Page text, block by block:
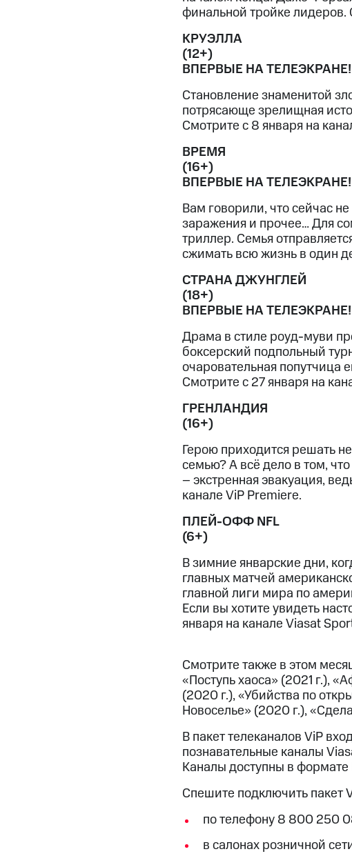
Наушники и колонкиУмные
МТС Накопления
Откладывайте деньги и получайте доход 15%
Условия пополнения
Тарифы RED, РИИЛ и МТС Супер дешевле
Обзоры товаров
Скидки до 40%
при покупке со связью МТС
финальной тройке лидеров.
КРУЭЛЛА
(12+)
ВПЕРВЫЕ НА ТЕЛЕЭКРАНЕ!
Становление знаменитой
потрясающе зрелищная
Смотрите с 8 января на
ВРЕМЯ
(16+)
ВПЕРВЫЕ НА ТЕЛЕЭКРАНЕ!
Вам говорили, что сейчас
заражения и прочее… Для
триллер. Семья
сжимать всю жизнь в один
СТРАНА ДЖУНГЛЕЙ
(18+)
ВПЕРВЫЕ НА ТЕЛЕЭКРАНЕ!
Драма в стиле роуд-муви
боксерский подпольный
очаровательная попутчица
Смотрите с 27 января на
ГРЕНЛАНДИЯ
(16+)
Герою приходится решать
семью? А всё дело в том,
– экстренная эвакуация,
канале ViP Premiere.
ПЛЕЙ-ОФФ NFL
(6+)
В зимние январские дни,
главных матчей
главной лиги мира по
Если вы хотите увидеть
января на канале Viasat
Смотрите также в этом
«Поступь хаоса» (2021 г.),
(2020 г.),«Убийства по
Новоселье» (2020 г.),
В пакет телеканалов ViP
познавательные каналы
Каналы доступны в формате
Спешите подключить пакет
по телефону 8 800 250
в салонах розничной